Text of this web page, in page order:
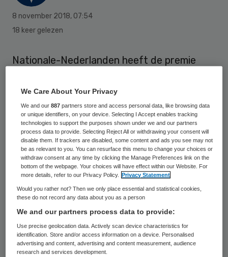
8 november 2018, 07:54
18 keer gelezen
Nationale-Nederlanden heeft de premie
met 9,02 euro (7,5 procent) verhoogd tot
128,60 euro per maand. De verzekeraar
schrijft de stijging toe aan een toename
van de zorgkosten.
“De zorgkosten stijgen in 2019 als gevolg
van reguliere loon- en prijsstijgingen en
door de toenemende vraag naar zorg”,
aldus NN. Om de stijging te beperken zegt
het verzekeringsconcern financiële
reserves uit het eigen vermogen in te
zetten.
We Care About Your Privacy
We and our887 partners store and access personal data, like browsing data
or unique identifiers, on your device. Selecting I Accept enables tracking
technologies to support the purposes shown under we and our partners
process data to provide. Selecting Reject All or withdrawing your consent will
disable them. If trackers are disabled, some content and ads you see may not
be as relevant to you. You can resurface this menu to change your choices or
withdraw consent at any time by clicking the Manage Preferences link on the
bottom of the webpage. Your choices will have effect within our Website. For
more details, refer to our Privacy Policy.
Privacy Statement
Would you rather not? Then we only place essential and statistical cookies,
these do not record any data about you as a person
We and our partners process data to provide:
Use precise geolocation data. Actively scan device characteristics for
identification. Store and/or access information on a device. Personalised
advertising and content, advertising and content measurement, audience
research and services development.